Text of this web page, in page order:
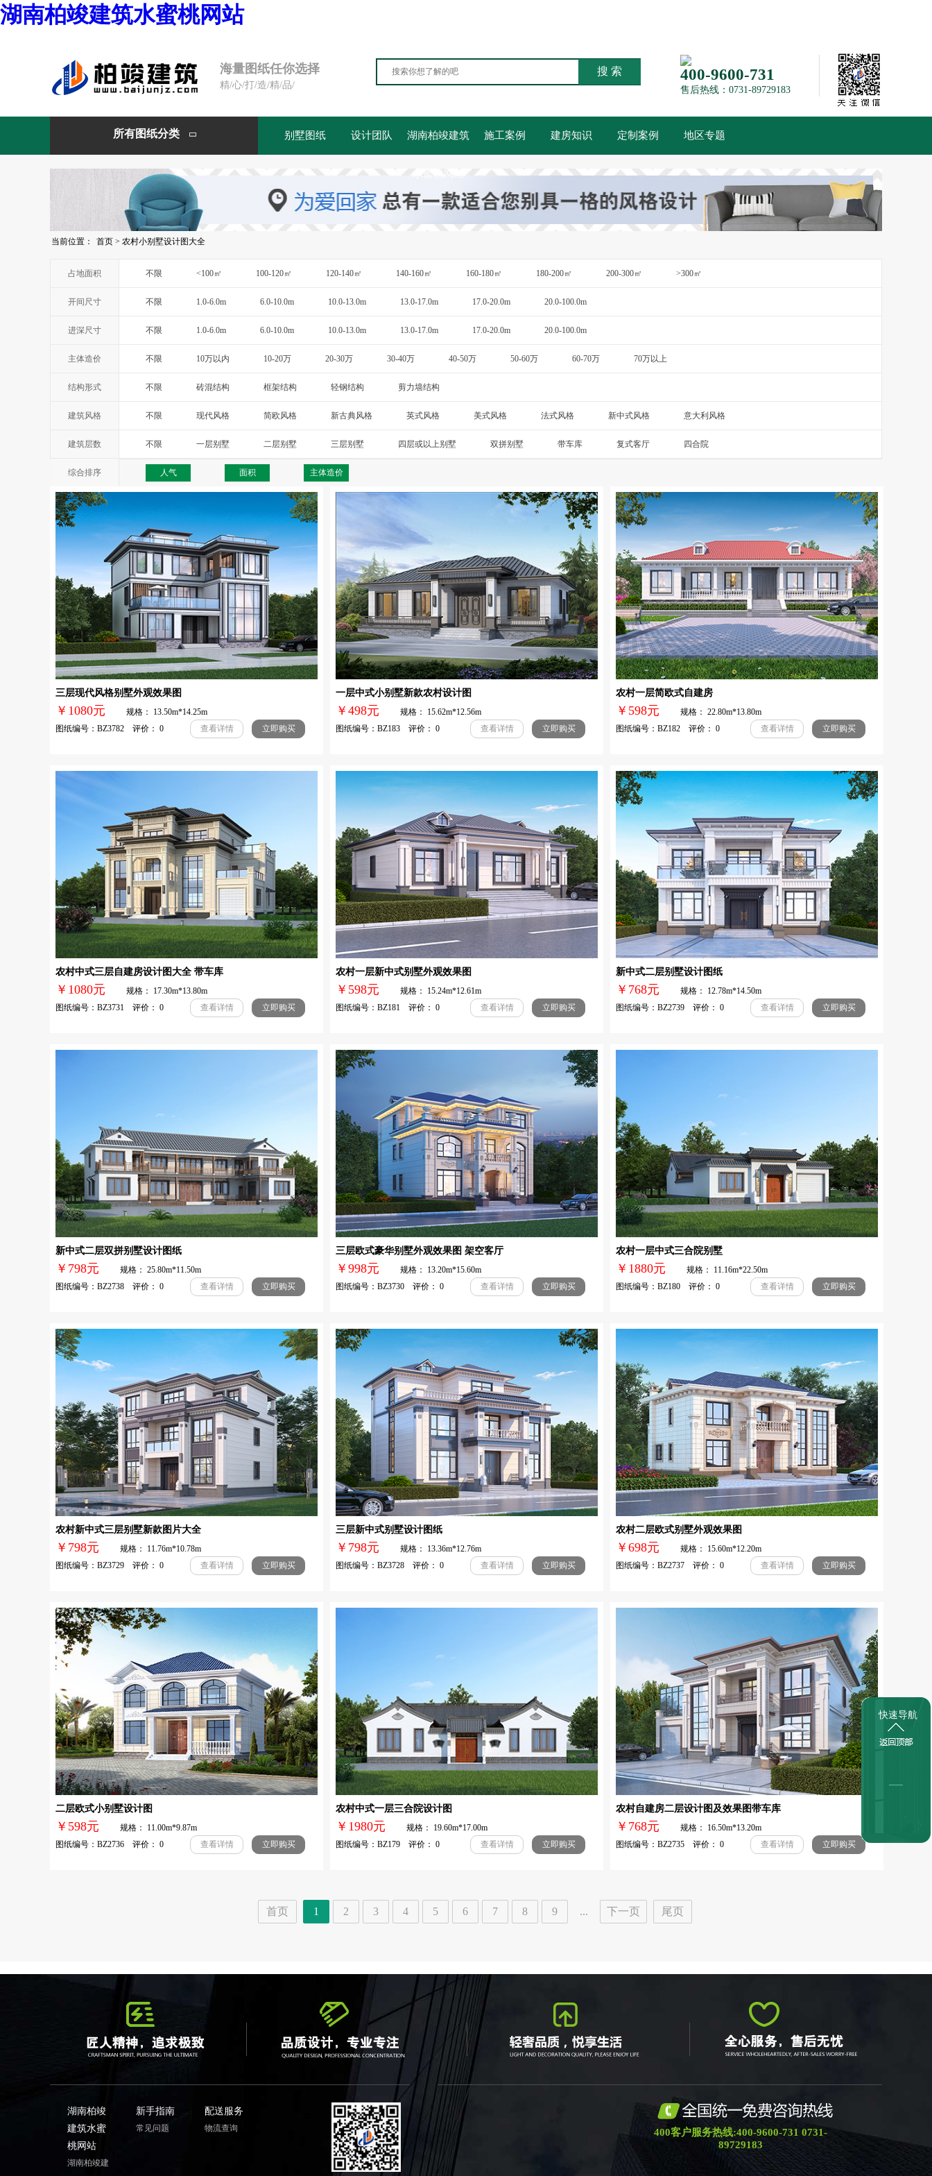
湖南柏竣建筑水蜜桃网站
海量图纸任你选择
精/心/打/造/精/品/
400-9600-731
售后热线：0731-89729183
搜 索
所有图纸分类  别墅图纸 设计团队 湖南柏竣建筑
水蜜桃网站
施工案例 建房知识 定制案例 地区专题
当前位置： 首页 > 农村小别墅设计图大全
占地面积 不限 <100㎡ 100-120㎡ 120-140㎡ 140-160㎡ 160-180㎡ 180-200㎡ 200-300㎡ >300㎡
开间尺寸 不限 1.0-6.0m 6.0-10.0m 10.0-13.0m 13.0-17.0m 17.0-20.0m 20.0-100.0m
进深尺寸 不限 1.0-6.0m 6.0-10.0m 10.0-13.0m 13.0-17.0m 17.0-20.0m 20.0-100.0m
主体造价 不限 10万以内 10-20万 20-30万 30-40万 40-50万 50-60万 60-70万 70万以上
结构形式 不限 砖混结构 框架结构 轻钢结构 剪力墙结构
建筑风格 不限 现代风格 简欧风格 新古典风格 英式风格 美式风格 法式风格 新中式风格 意大利风格
西班牙风格 地中海风格
建筑层数 不限 一层别墅 二层别墅 三层别墅 四层或以上别墅 双拼别墅 带车库 复式客厅 四合院
综合排序 人气 面积 主体造价
三层现代风格别墅外观效果图
￥1080元
规格： 13.50m*14.25m
图纸编号：BZ3782 评价： 0
查看详情 立即购买
一层中式小别墅新款农村设计图
￥498元
规格： 15.62m*12.56m
图纸编号：BZ183 评价： 0
查看详情 立即购买
农村一层简欧式自建房
￥598元
规格： 22.80m*13.80m
图纸编号：BZ182 评价： 0
查看详情 立即购买
农村中式三层自建房设计图大全 带车库
￥1080元
规格： 17.30m*13.80m
图纸编号：BZ3731 评价： 0
查看详情 立即购买
农村一层新中式别墅外观效果图
￥598元
规格： 15.24m*12.61m
图纸编号：BZ181 评价： 0
查看详情 立即购买
新中式二层别墅设计图纸
￥768元
规格： 12.78m*14.50m
图纸编号：BZ2739 评价： 0
查看详情 立即购买
新中式二层双拼别墅设计图纸
￥798元
规格： 25.80m*11.50m
图纸编号：BZ2738 评价： 0
查看详情 立即购买
三层欧式豪华别墅外观效果图 架空客厅
￥998元
规格： 13.20m*15.60m
图纸编号：BZ3730 评价： 0
查看详情 立即购买
农村一层中式三合院别墅
￥1880元
规格： 11.16m*22.50m
图纸编号：BZ180 评价： 0
查看详情 立即购买
农村新中式三层别墅新款图片大全
￥798元
规格： 11.76m*10.78m
图纸编号：BZ3729 评价： 0
查看详情 立即购买
三层新中式别墅设计图纸
￥798元
规格： 13.36m*12.76m
图纸编号：BZ3728 评价： 0
查看详情 立即购买
农村二层欧式别墅外观效果图
￥698元
规格： 15.60m*12.20m
图纸编号：BZ2737 评价： 0
查看详情 立即购买
二层欧式小别墅设计图
￥598元
规格： 11.00m*9.87m
图纸编号：BZ2736 评价： 0
查看详情 立即购买
农村中式一层三合院设计图
￥1980元
规格： 19.60m*17.00m
图纸编号：BZ179 评价： 0
查看详情 立即购买
农村自建房二层设计图及效果图带车库
￥768元
规格： 16.50m*13.20m
图纸编号：BZ2735 评价： 0
查看详情 立即购买
首页 1 2 3 4 5 6 7 8 9 ... 下一页 尾页
湖南柏竣
建筑水蜜
桃网站
湖南柏竣建
新手指南
常见问题
配送服务
物流查询
400客户服务热线:400-9600-731 0731-
89729183
快速导航